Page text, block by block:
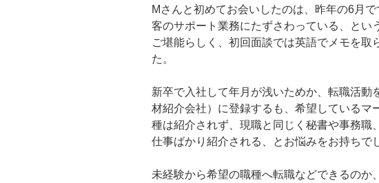
Mさんと初めてお会いしたのは、昨年の6月
客のサポート業務にたずさわっている、とい
ご堪能らしく、初回面談では英語でメモを取
た。
新卒で入社して年月が浅いためか、転職活動
材紹介会社）に登録するも、希望しているマ
種は紹介されず、現職と同じく秘書や事務職
仕事ばかり紹介される、とお悩みをお持ちで
未経験から希望の職種へ転職などできるのか